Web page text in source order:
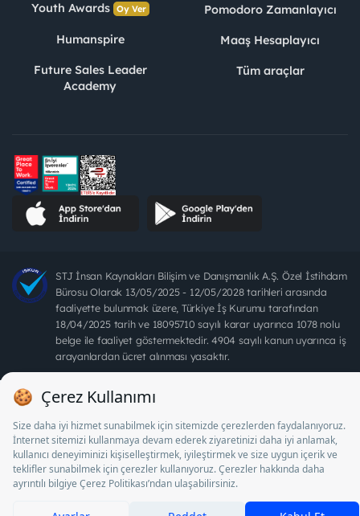
Youth Awards Oy Ver
Humanspire
Future Sales Leader
Academy
Pomodoro Zamanlayıcı
Maaş Hesaplayıcı
Tüm araçlar
STJ İnsan Kaynakları Bilişim ve Danışmanlık A.Ş. Özel İstihdam
Bürosu Olarak 13/05/2025 - 12/05/2028 tarihleri arasında
faaliyette bulunmak üzere, Türkiye İş Kurumu tarafından
18/04/2025 tarih ve 18095710 sayılı karar uyarınca 1078 nolu
belge ile faaliyet göstermektedir. 4904 sayılı kanun uyarınca iş
arayanlardan ücret alınması yasaktır.